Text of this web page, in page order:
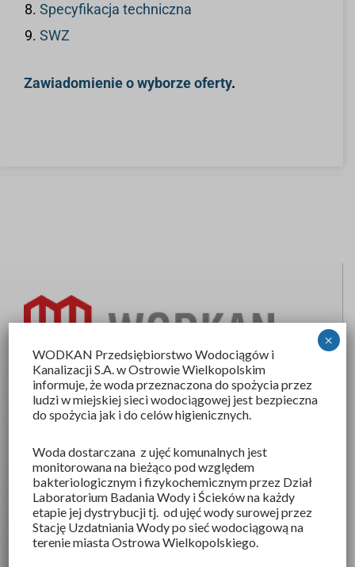
Specyfikacja techniczna
SWZ
Zawiadomienie o wyborze oferty.
Wodkan SA
ul.Partyzancka 27
KRS 0000039816
NIP 6220105804
REGON 250521343
Kapitał zakładowy: 51 186 750,00 zł
WODKAN Przedsiębiorstwo Wodociągów i
Kanalizacji S.A. w Ostrowie Wielkopolskim
informuje, że woda przeznaczona do spożycia przez
ludzi w miejskiej sieci wodociągowej jest bezpieczna
do spożycia jak i do celów higienicznych.
Woda dostarczana z ujęć komunalnych jest
monitorowana na bieżąco pod względem
bakteriologicznym i fizykochemicznym przez Dział
Laboratorium Badania Wody i Ścieków na każdy
etapie jej dystrybucji tj. od ujęć wody surowej przez
Stację Uzdatniania Wody po sieć wodociągową na
terenie miasta Ostrowa Wielkopolskiego.
×